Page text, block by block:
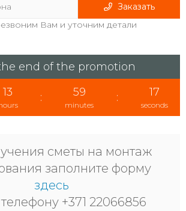
Заказать
Вам и уточним детали
end of the promotion
13 : 59
minutes
: 16
seconds
сметы на монтаж
заполните форму
здесь
+371 22066856